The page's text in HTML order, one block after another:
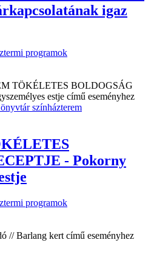
igaz
programok
színházterem
- Pokorny
programok